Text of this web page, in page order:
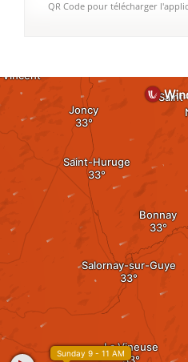
QR Code pour télécharger